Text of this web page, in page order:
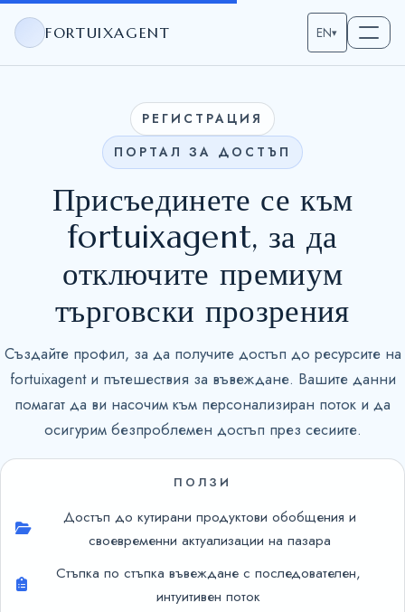
FORTUIXAGENT EN▾
РЕГИСТРАЦИЯ
ПОРТАЛ ЗА ДОСТЪП
Присъединете се към
fortuixagent, за да
отключите премиум
търговски прозрения
Създайте профил, за да получите достъп до ресурсите на
fortuixagent и пътешествия за въвеждане. Вашите данни
помагат да ви насочим към персонализиран поток и да
осигурим безпроблемен достъп през сесиите.
ПОЛЗИ
Достъп до кутирани продуктови обобщения и
своевременни актуализации на пазара
Стъпка по стъпка въвеждане с последователен,
интуитивен поток